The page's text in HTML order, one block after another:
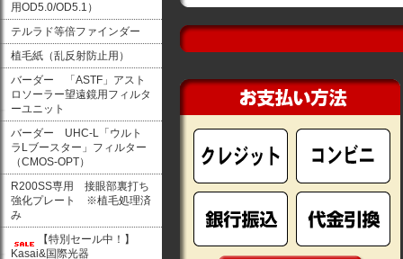
用OD5.0/OD5.1）
テルラド等倍ファインダー
植毛紙（乱反射防止用）
バーダー 「ASTF」アスト
ロソーラー望遠鏡用フィルタ
ーユニット
バーダー UHC-L「ウルト
ラLブースター」フィルター
（CMOS-OPT）
R200SS専用 接眼部裏打ち
強化プレート ※植毛処理済
み
【特別セール中！】
Kasai&国際光器